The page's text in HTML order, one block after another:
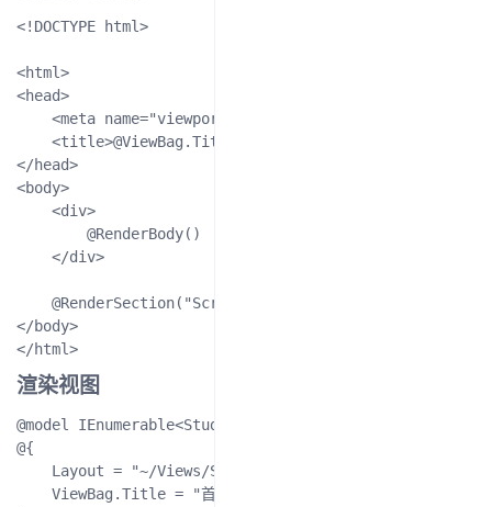
<!DOCTYPE html>
<html>
<head>
<meta name="viewport" content="width=device-
    <title>@ViewBag.Title</title>
</head>
<body>
    <div>
        @RenderBody()
    </div>
    @RenderSection("Scripts", required: false)
</body>
渲染视图
@model IEnumerable<StudyManagement.Models.Student>
@{
    Layout = "~/Views/Shared/_Layout.cshtml";
    ViewBag.Title = "首页 学生列表";